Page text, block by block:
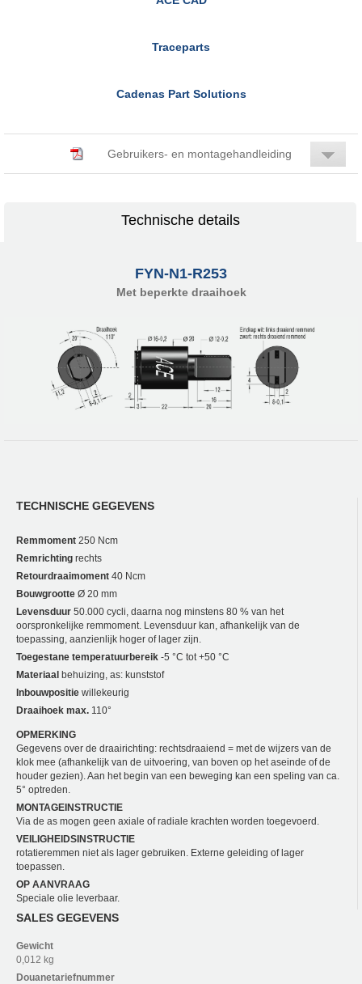
Traceparts
Cadenas Part Solutions
Gebruikers- en montagehandleiding
Technische details
FYN-N1-R253
Met beperkte draaihoek
TECHNISCHE GEGEVENS
Remmoment 250 Ncm
Remrichting rechts
Retourdraaimoment 40 Ncm
Bouwgrootte Ø 20 mm
Levensduur 50.000 cycli, daarna nog minstens 80 % van het
oorspronkelijke remmoment. Levensduur kan, afhankelijk van de
toepassing, aanzienlijk hoger of lager zijn.
Toegestane temperatuurbereik -5 °C tot +50 °C
Materiaal behuizing, as: kunststof
Inbouwpositie willekeurig
Draaihoek max. 110°
OPMERKING
Gegevens over de draairichting: rechtsdraaiend = met de wijzers van de
klok mee (afhankelijk van de uitvoering, van boven op het aseinde of de
houder gezien). Aan het begin van een beweging kan een speling van ca.
5° optreden.
MONTAGEINSTRUCTIE
Via de as mogen geen axiale of radiale krachten worden toegevoerd.
VEILIGHEIDSINSTRUCTIE
rotatieremmen niet als lager gebruiken. Externe geleiding of lager
toepassen.
OP AANVRAAG
Speciale olie leverbaar.
SALES GEGEVENS
Gewicht
0,012 kg
Douanetariefnummer